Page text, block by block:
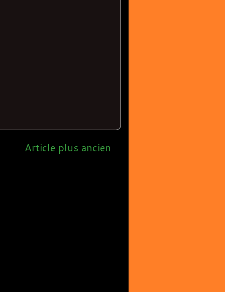
Article plus ancien